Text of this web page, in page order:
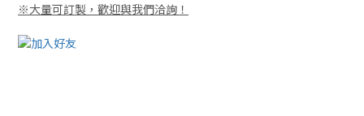
※大量可訂製，歡迎與我們洽詢！